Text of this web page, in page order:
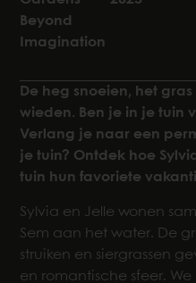
Beyond
Imagination
De heg snoeien, het
wieden. Ben je in je tuin
Verlang je naar een
je tuin? Ontdek hoe
tuin hun favoriete
Sylvia en Jelle wonen
Sem aan het water. De
struiken en siergrassen
en romantische sfeer.